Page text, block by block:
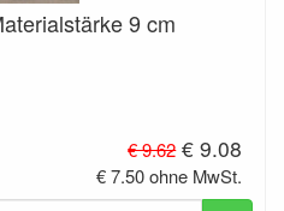
9 cm
€ 9.62€ 9.08
€ 7.50 ohne MwSt.